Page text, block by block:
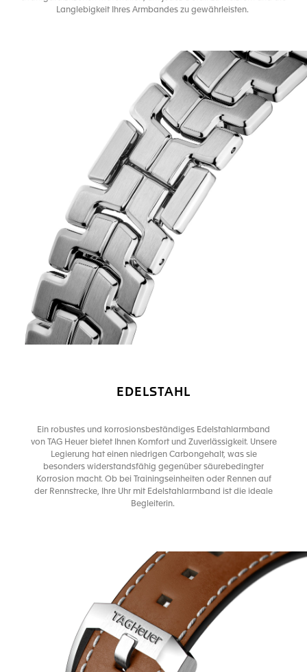
Langlebigkeit Ihres Armbandes zu gewährleisten.
EDELSTAHL
Ein robustes und korrosionsbeständiges Edelstahlarmband
von TAG Heuer bietet Ihnen Komfort und Zuverlässigkeit. Unsere
Legierung hat einen niedrigen Carbongehalt, was sie
besonders widerstandsfähig gegenüber säurebedingter
Korrosion macht. Ob bei Trainingseinheiten oder Rennen auf
der Rennstrecke, Ihre Uhr mit Edelstahlarmband ist die ideale
Begleiterin.